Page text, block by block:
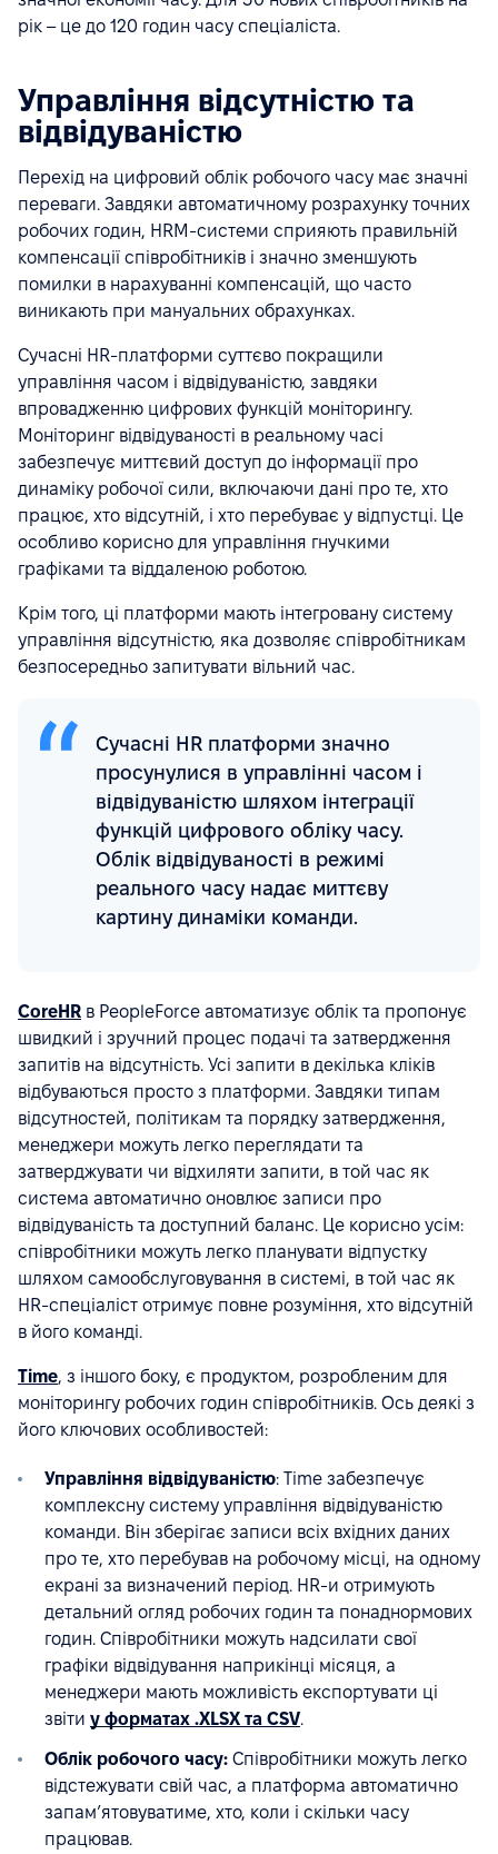
рік – це до 120 годин часу спеціаліста.
Управління відсутністю та
відвідуваністю
Перехід на цифровий облік робочого часу має значні
переваги. Завдяки автоматичному розрахунку точних
робочих годин, HRM-системи сприяють правильній
компенсації співробітників і значно зменшують
помилки в нарахуванні компенсацій, що часто
виникають при мануальних обрахунках.
Сучасні HR-платформи суттєво покращили
управління часом і відвідуваністю, завдяки
впровадженню цифрових функцій моніторингу.
Моніторинг відвідуваності в реальному часі
забезпечує миттєвий доступ до інформації про
динаміку робочої сили, включаючи дані про те, хто
працює, хто відсутній, і хто перебуває у відпустці. Це
особливо корисно для управління гнучкими
графіками та віддаленою роботою.
Крім того, ці платформи мають інтегровану систему
управління відсутністю, яка дозволяє співробітникам
безпосередньо запитувати вільний час.
Сучасні HR платформи значно
просунулися в управлінні часом і
відвідуваністю шляхом інтеграції
функцій цифрового обліку часу.
Облік відвідуваності в режимі
реального часу надає миттєву
картину динаміки команди.
CoreHR в PeopleForce автоматизує облік та пропонує
швидкий і зручний процес подачі та затвердження
запитів на відсутність. Усі запити в декілька кліків
відбуваються просто з платформи. Завдяки типам
відсутностей, політикам та порядку затвердження,
менеджери можуть легко переглядати та
затверджувати чи відхиляти запити, в той час як
система автоматично оновлює записи про
відвідуваність та доступний баланс. Це корисно усім:
співробітники можуть легко планувати відпустку
шляхом самообслуговування в системі, в той час як
HR-спеціаліст отримує повне розуміння, хто відсутній
в його команді.
Time, з іншого боку, є продуктом, розробленим для
моніторингу робочих годин співробітників. Ось деякі з
його ключових особливостей:
Управління відвідуваністю: Time забезпечує
комплексну систему управління відвідуваністю
команди. Він зберігає записи всіх вхідних даних
про те, хто перебував на робочому місці, на одному
екрані за визначений період. HR-и отримують
детальний огляд робочих годин та понаднормових
годин. Співробітники можуть надсилати свої
графіки відвідування наприкінці місяця, а
менеджери мають можливість експортувати ці
звіти у форматах .XLSX та CSV.
Облік робочого часу: Співробітники можуть легко
відстежувати свій час, а платформа автоматично
запам’ятовуватиме, хто, коли і скільки часу
працював.